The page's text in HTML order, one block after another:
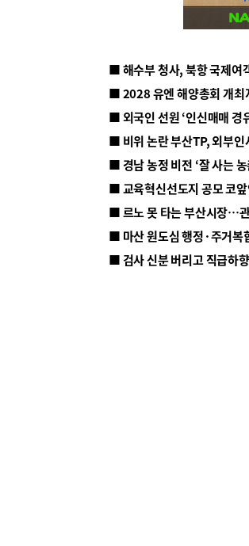
■ 해수부 청사, 북항 국제여
■ 2028 유엔 해양총회 개최
■ 외국인 선원 ‘인신매매 경
■ 비위 논란 부산TP, 외부인
■ 르노 못 타는 부산시장…
■ 마산 원도심 행정·주거복